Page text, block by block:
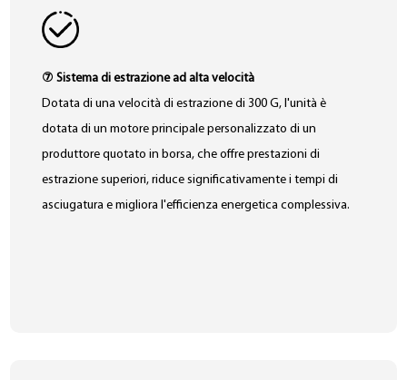
⑦ Sistema di estrazione ad alta velocità
Dotata di una velocità di estrazione di 300 G, l'unità è
dotata di un motore principale personalizzato di un
produttore quotato in borsa, che offre prestazioni di
estrazione superiori, riduce significativamente i tempi di
asciugatura e migliora l'efficienza energetica complessiva.